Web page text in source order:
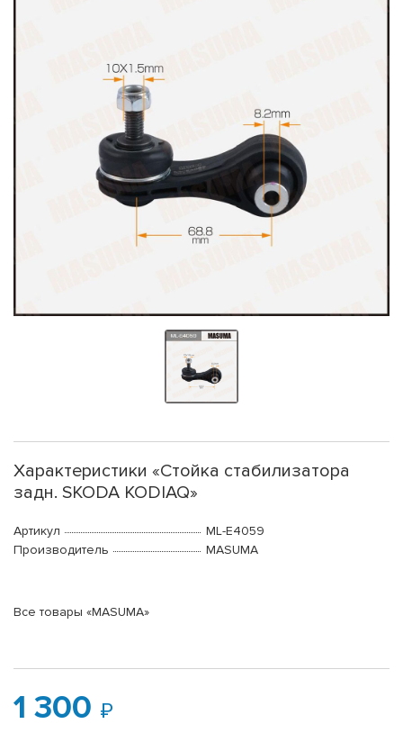
Характеристики «Стойка стабилизатора
задн. SKODA KODIAQ»
Артикул
ML-E4059
Производитель
MASUMA
Все товары «MASUMA»
1 300